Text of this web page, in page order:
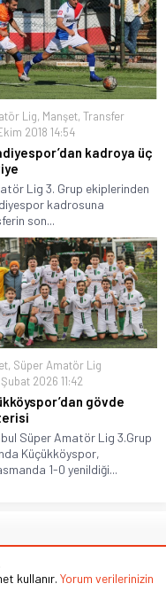
Lig, Manşet, Transfer
2018 14:54
kadroya üç
Lig 3. Grup ekiplerinden
kadrosuna
son...
, Süper Amatör Lig
2026 11:42
gövde
Süper Amatör Lig 3.Grup
Küçükköyspor,
1-0 yenildiği...
kullanır. Yorum verilerinizin